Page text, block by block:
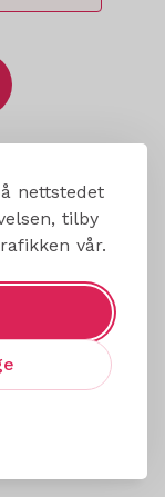
nettstedet
tilby
vår.